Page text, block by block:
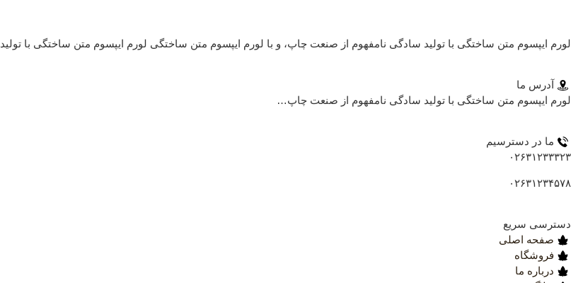
لورم ایپسوم متن ساختگی با تولید سادگی نامفهوم از صنعت چاپ، و با لورم ایپسوم متن ساختگی لورم ایپسوم متن ساختگی با تولید
آدرس ما
لورم ایپسوم متن ساختگی با تولید سادگی نامفهوم از صنعت چاپ…
ما در دسترسیم
۰۲۶۳۱۲۳۳۳۲۳
۰۲۶۳۱۲۳۴۵۷۸
دسترسی سریع
صفحه اصلی
فروشگاه
درباره ما